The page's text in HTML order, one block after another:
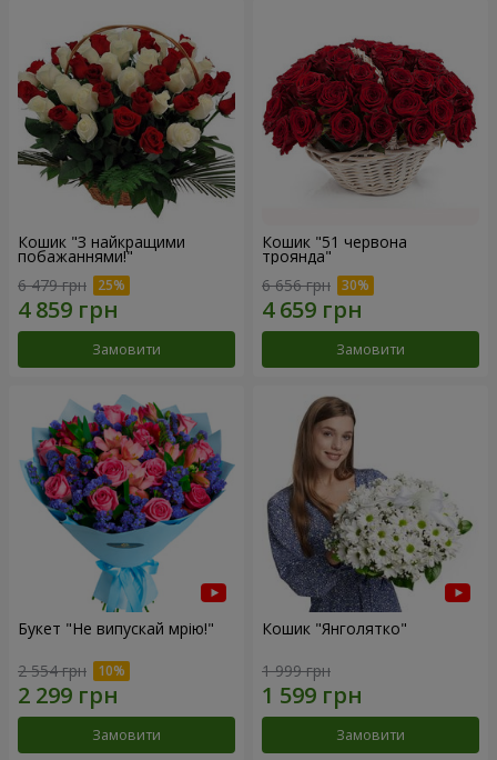
Кошик "З найкращими
побажаннями!"
6 479 грн
Замовити
Кошик "51 червона
троянда"
6 656 грн
Замовити
Букет "Не випускай мрію!"
2 554 грн
Замовити
Кошик "Янголятко"
1 999 грн
Замовити